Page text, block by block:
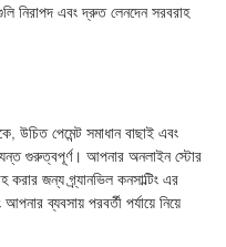
নিরাপদ এবং দ্রুত লেনদেন সরবরাহ
উচিত পেমেন্ট সমাধান বাছাই এবং
গুরুত্বপূর্ণ। আপনার অনলাইন স্টোর
করার জন্য গ্র্যানভিল কনসাল্টিং এর
ব্যবসায় পরবর্তী পর্যায়ে নিয়ে